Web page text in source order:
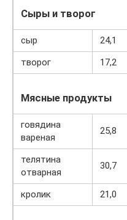
Сыры и творог
сыр 24,1
творог
17,2
Мясные продукты
говядина
вареная
25,8
телятина
отварная
30,7
кролик 21,0